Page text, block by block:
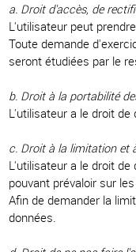
a. Droit d'accès, de
L'utilisateur peut
Toute demande
seront étudiées par le
b. Droit à la portabilité
L'utilisateur a le droit de
c. Droit à la limitation et
L'utilisateur a le droit
pouvant prévaloir sur
Afin de demander la
données.